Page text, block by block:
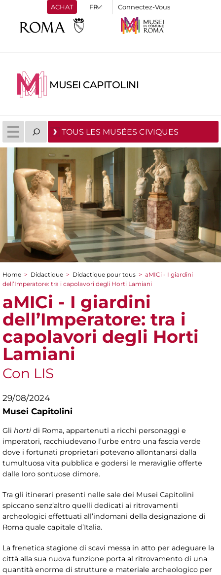
ACHAT Connectez-Vous
MUSEI CAPITOLINI
TOUS LES MUSÉES CIVIQUES
You are here
Home > Didactique > Didactique pour tous > aMICi - I giardini
dell’Imperatore: tra i capolavori degli Horti Lamiani
aMICi - I giardini
dell’Imperatore: tra i
capolavori degli Horti
Lamiani
Con LIS
29/08/2024
Musei Capitolini
Gli horti di Roma, appartenuti a ricchi personaggi e
imperatori, racchiudevano l’urbe entro una fascia verde
dove i fortunati proprietari potevano allontanarsi dalla
tumultuosa vita pubblica e godersi le meraviglie offerte
dalle loro sontuose dimore.
Tra gli itinerari presenti nelle sale dei Musei Capitolini
spiccano senz’altro quelli dedicati ai ritrovamenti
archeologici effettuati all’indomani della designazione di
Roma quale capitale d’Italia.
La frenetica stagione di scavi messa in atto per adeguare la
città alla sua nuova funzione porta al ritrovamento di una
quantità enorme di strutture e materiale archeologico per